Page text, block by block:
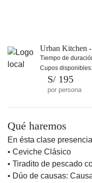
Urban Kitchen
Tiempo de
Cupos
S/ 195
por persona
Qué haremos
En ésta clase
• Ceviche Clásico
• Tiradito de pescado
• Dúo de causas: